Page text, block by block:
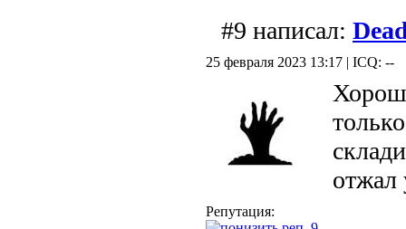
#9 написал:
25 февраля 2023 13:17 | ICQ: --
Репутация:
отжал